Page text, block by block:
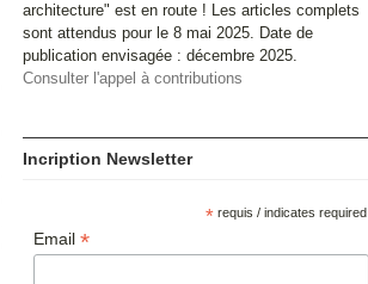
architecture" est en route ! Les articles complets
sont attendus pour le 8 mai 2025. Date de
publication envisagée : décembre 2025.
Consulter l'appel à contributions
Incription Newsletter
* requis / indicates required
Email *